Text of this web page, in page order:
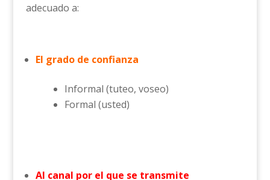
adecuado a:
El grado de confianza
Informal (tuteo, voseo)
Formal (usted)
Al canal por el que se transmite